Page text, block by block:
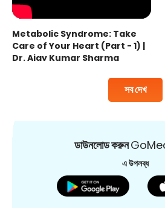
সব দেখ
Metabolic Syndrome: Take
Care of Your Heart (Part - 1) |
Dr. Ajay Kumar Sharma
ডাউনলোড করুন
এ উপলব্ধ